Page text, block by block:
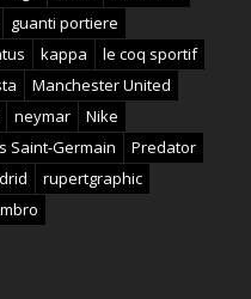
guanti portiere
kappa
le coq sportif
Manchester United
neymar
Nike
Saint-Germain
Predator
rupertgraphic